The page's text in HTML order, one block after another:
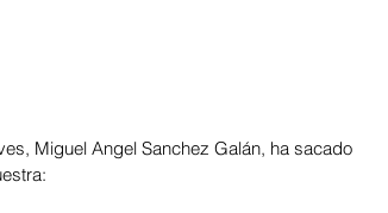
Miguel Angel Sanchez Galán, ha sacado